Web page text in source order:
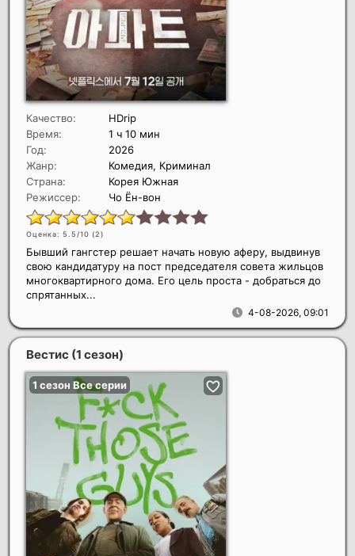
Качество:
HDrip
Время:
1 ч 10 мин
Год:
2026
Жанр:
Комедия, Криминал
Страна:
Корея Южная
Режиссер:
Чо Ён-вон
Оценка: 5.5/10 (2)
4-08-2026, 09:01
Бывший гангстер решает начать новую аферу, выдвинув
свою кандидатуру на пост председателя совета жильцов
многоквартирного дома. Его цель проста - добраться до
спрятанных...
Вестис (1 сезон)